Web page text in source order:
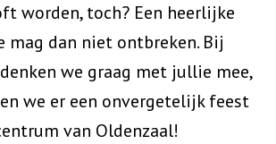
worden, toch? Een heerlijke
mag dan niet ontbreken. Bij
we graag met jullie mee,
we er een onvergetelijk feest
van Oldenzaal!